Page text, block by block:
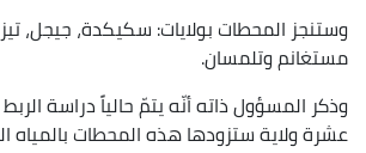
وستنجز المحطات بولايات: سكيكدة، جيجل،
مستغانم وتلمسان.
وذكر المسؤول ذاته أنّه يتمّ حالياً دراسة الربط
عشرة ولاية ستزودها هذه المحطات بالمياه